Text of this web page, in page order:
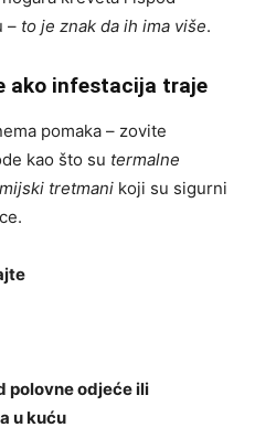
– to je znak da ih ima više.
ako infestacija traje
pomaka – zovite
kao što su termalne
tretmani koji su sigurni
polovne odjeće ili
u kuću